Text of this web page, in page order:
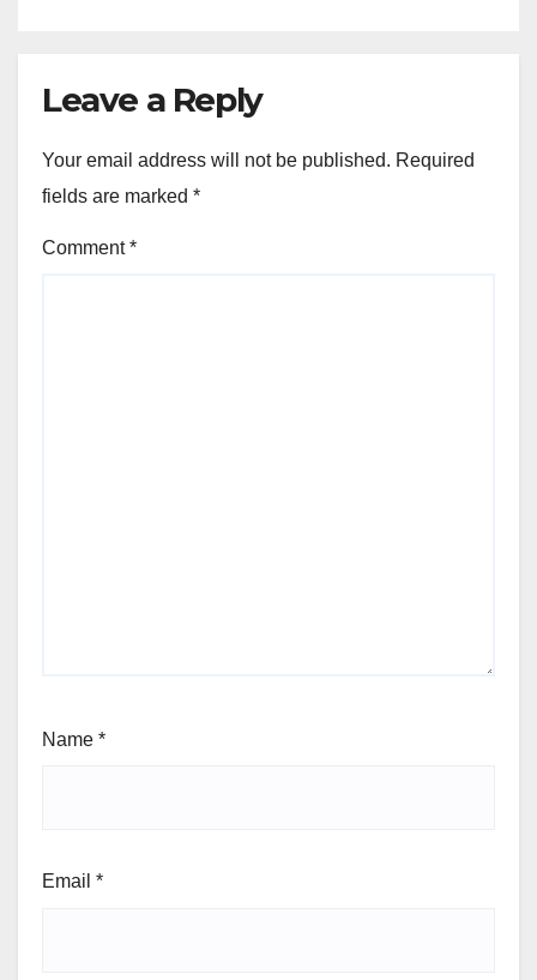
Leave a Reply
Your email address will not be published. Required
fields are marked *
Comment*
Name *
Email *